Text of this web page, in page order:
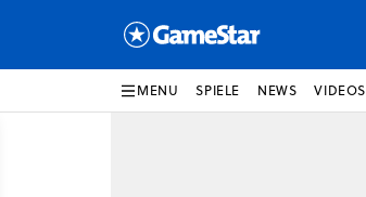
MENU SPIELE NEWS VIDEOS